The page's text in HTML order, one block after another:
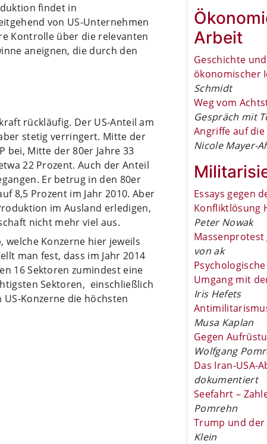
findet in
von US-Unternehmen
Kontrolle über die relevanten
aneignen, die durch den
rückläufig. Der US-Anteil am
stetig verringert. Mitte der
bei, Mitte der 80er Jahre 33
22 Prozent. Auch der Anteil
Er betrug in den 80er
8,5 Prozent im Jahr 2010. Aber
im Ausland erledigen,
nicht mehr viel aus.
Konzerne hier jeweils
man fest, dass im Jahr 2014
16 Sektoren zumindest eine
Sektoren, einschließlich
Konzerne die höchsten
Arbeit
Geschichte
ökonomischer
Schmidt
Weg vom
Gespräch mit
Angriffe auf
Nicole Mayer-
Essays gegen
Konfliktlösung
Peter Nowak
Massenprotest
von ak
Umgang mit
Iris Hefets
Musa Kaplan
Gegen
Wolfgang
Das Iran-USA-
dokumentiert
Seefahrt –
Pomrehn
Trump und
Klein